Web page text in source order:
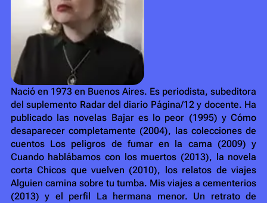
Nació en 1973 en Buenos Aires. Es periodista, subeditora
del suplemento Radar del diario Página/12 y docente. Ha
publicado las novelas Bajar es lo peor (1995) y Cómo
desaparecer completamente (2004), las colecciones de
cuentos Los peligros de fumar en la cama (2009) y
Cuando hablábamos con los muertos (2013), la novela
corta Chicos que vuelven (2010), los relatos de viajes
Alguien camina sobre tu tumba. Mis viajes a cementerios
(2013) y el perfil La hermana menor. Un retrato de